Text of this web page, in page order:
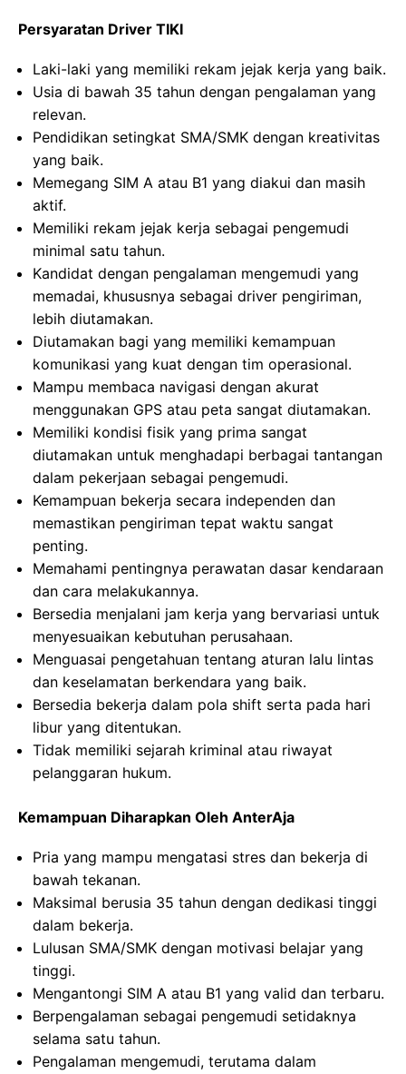
Persyaratan Driver TIKI
Laki-laki yang memiliki rekam jejak kerja yang baik.
Usia di bawah 35 tahun dengan pengalaman yang
relevan.
Pendidikan setingkat SMA/SMK dengan kreativitas
yang baik.
Memegang SIM A atau B1 yang diakui dan masih
aktif.
Memiliki rekam jejak kerja sebagai pengemudi
minimal satu tahun.
Kandidat dengan pengalaman mengemudi yang
memadai, khususnya sebagai driver pengiriman,
lebih diutamakan.
Diutamakan bagi yang memiliki kemampuan
komunikasi yang kuat dengan tim operasional.
Mampu membaca navigasi dengan akurat
menggunakan GPS atau peta sangat diutamakan.
Memiliki kondisi fisik yang prima sangat
diutamakan untuk menghadapi berbagai tantangan
dalam pekerjaan sebagai pengemudi.
Kemampuan bekerja secara independen dan
memastikan pengiriman tepat waktu sangat
penting.
Memahami pentingnya perawatan dasar kendaraan
dan cara melakukannya.
Bersedia menjalani jam kerja yang bervariasi untuk
menyesuaikan kebutuhan perusahaan.
Menguasai pengetahuan tentang aturan lalu lintas
dan keselamatan berkendara yang baik.
Bersedia bekerja dalam pola shift serta pada hari
libur yang ditentukan.
Tidak memiliki sejarah kriminal atau riwayat
pelanggaran hukum.
Kemampuan Diharapkan Oleh AnterAja
Pria yang mampu mengatasi stres dan bekerja di
bawah tekanan.
Maksimal berusia 35 tahun dengan dedikasi tinggi
dalam bekerja.
Lulusan SMA/SMK dengan motivasi belajar yang
tinggi.
Mengantongi SIM A atau B1 yang valid dan terbaru.
Berpengalaman sebagai pengemudi setidaknya
selama satu tahun.
Pengalaman mengemudi, terutama dalam